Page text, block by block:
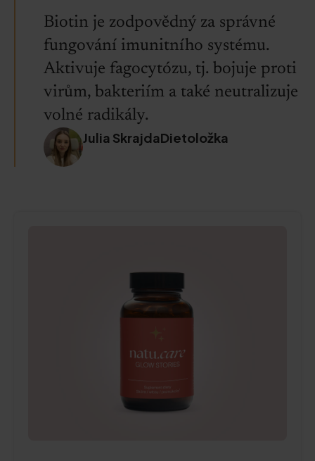
Biotin je zodpovědný za správné
fungování imunitního systému.
Aktivuje fagocytózu, tj. bojuje proti
virům, bakteriím a také neutralizuje
volné radikály.
Julia SkrajdaDietoložka